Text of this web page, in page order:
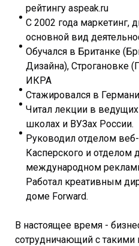
рейтингу aspeak.ru
С 2002 года маркетинг,
основной вид
Обучался в Британке
Дизайна), Строгановке
ИКРА
Стажировался в
Читал лекции в
школах и ВУЗах России.
Руководил отделом
Касперского и отделом
международном
Работал креативным
доме Forward.
В настоящее время -
сотрудничающий с такими